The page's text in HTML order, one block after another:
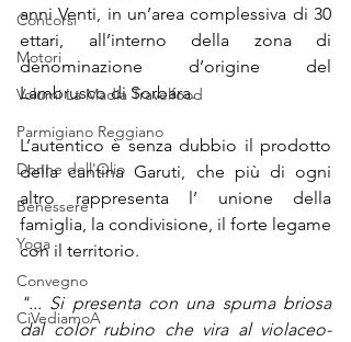
Concorsi
Motori
Volumi La Madia Travelfood
Parmigiano Reggiano
Donne dell'Olio
Benessere
Yoga
Convegno
CiVediamoA
anni Venti, in un’area complessiva di 30
ettari, all’interno della zona di
denominazione d’origine del
Lambrusco di Sorbara.
L’autentico è senza dubbio il prodotto
della cantina Garuti, che più di ogni
altro rappresenta l’ unione della
famiglia, la condivisione, il forte legame
con il territorio.
"... Si presenta con una spuma briosa
dal color rubino che vira al violaceo-